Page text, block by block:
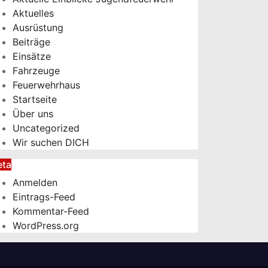
Aktuelles
Ausrüstung
Beiträge
Einsätze
Fahrzeuge
Feuerwehrhaus
Startseite
Über uns
Uncategorized
Wir suchen DICH
Anmelden
Eintrags-Feed
Kommentar-Feed
WordPress.org